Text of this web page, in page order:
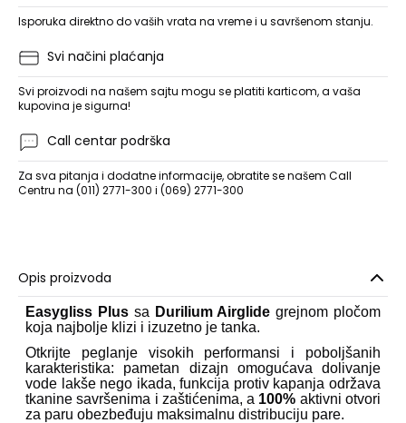
Isporuka direktno do vaših vrata na vreme i u savršenom stanju.
Svi načini plaćanja
Svi proizvodi na našem sajtu mogu se platiti karticom, a vaša
kupovina je sigurna!
Call centar podrška
Za sva pitanja i dodatne informacije, obratite se našem Call
Centru na (011) 2771-300 i (069) 2771-300
Opis proizvoda
Easygliss Plussa Durilium Airglide grejnom pločom
koja najbolje klizi i izuzetno je tanka.
Otkrijte peglanje visokih performansi i poboljšanih
karakteristika: pametan dizajn omogućava dolivanje
vode lakše nego ikada, funkcija protiv kapanja održava
tkanine savršenima i zaštićenima, a 100% aktivni otvori
za paru obezbeđuju maksimalnu distribuciju pare.